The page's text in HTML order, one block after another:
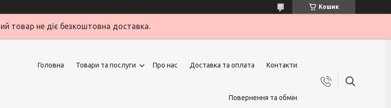
Кошик
товар не діє безкоштовна доставка.
Головна Товари та послуги Про нас Доставка та оплата Контакти
Повернення та обмін